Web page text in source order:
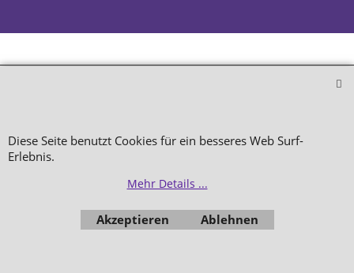
Software.
Diese Seite benutzt Cookies für ein besseres Web Surf-
Erlebnis.
Mehr Details ...
Akzeptieren Ablehnen